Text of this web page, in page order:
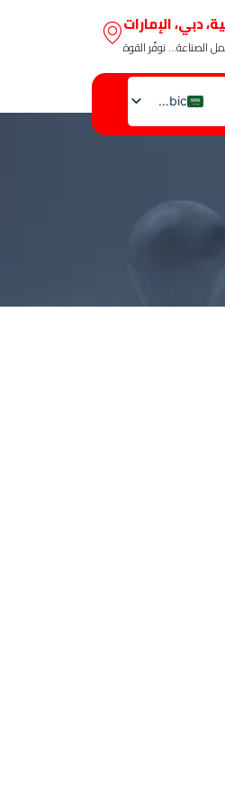
دبي، الإمارات
الصناعة… نوفّر القوة
Arabic
English